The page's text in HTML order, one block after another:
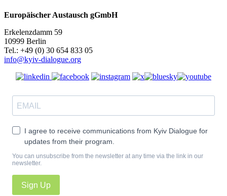
Europäischer Austausch gGmbH
Erkelenzdamm 59
10999 Berlin
Теl.: +49 (0) 30 654 833 05
info@kyiv-dialogue.org
I agree to receive communications from Kyiv Dialogue for
updates from their program.
You can unsubscribe from the newsletter at any time via the link in our
newsletter.
Sign Up